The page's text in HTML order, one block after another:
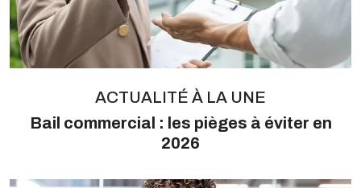
ACTUALITÉ À LA UNE
Bail commercial : les pièges à éviter en
2026